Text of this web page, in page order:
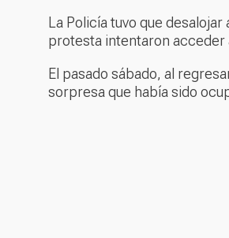
La Policía tuvo que
protesta intentaron acceder
El pasado sábado, al
sorpresa que había sido